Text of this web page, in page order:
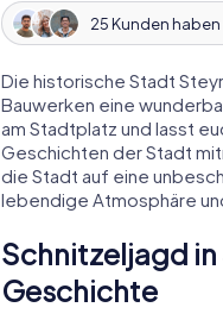
25 Kunden
Die historische Stadt
Bauwerken eine
am Stadtplatz und lasst
Geschichten der Stadt
die Stadt auf eine
lebendige Atmosphäre
Schnitzeljagd
Geschichte